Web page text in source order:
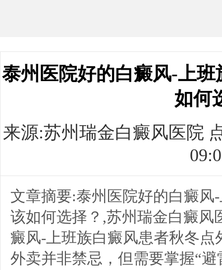
泰州医院好的白癜风-上
如何
来源:苏州瑞金白癜风医院
文章摘要:泰州医院好的白癜
该如何选择？,苏州瑞金白癜
癜风-上班族白癜风患者秋冬
外卖并非禁忌，但需要掌握“